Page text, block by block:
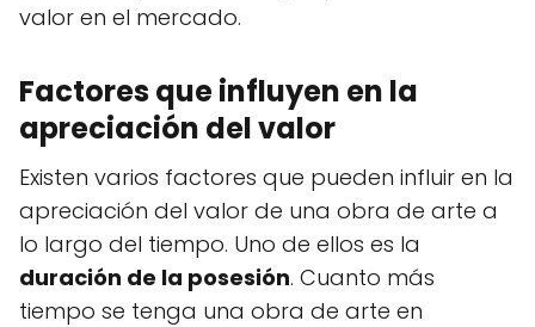
valor en el mercado.
Factores que influyen en la
apreciación del valor
Existen varios factores que pueden influir en la
apreciación del valor de una obra de arte a
lo largo del tiempo. Uno de ellos es la
duración de la posesión. Cuanto más
tiempo se tenga una obra de arte en